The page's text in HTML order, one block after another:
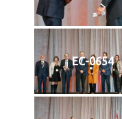
EC-0654